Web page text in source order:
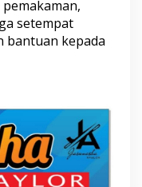
setempat
bantuan kepada